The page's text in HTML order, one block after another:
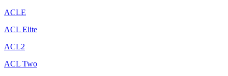
ACLE
ACL Elite
ACL2
ACL Two